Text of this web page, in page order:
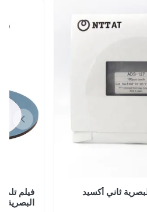
وصف تتميز أسلاك التصحيح
ثاني أكسيد
فيلم تلميع
البصرية اللف